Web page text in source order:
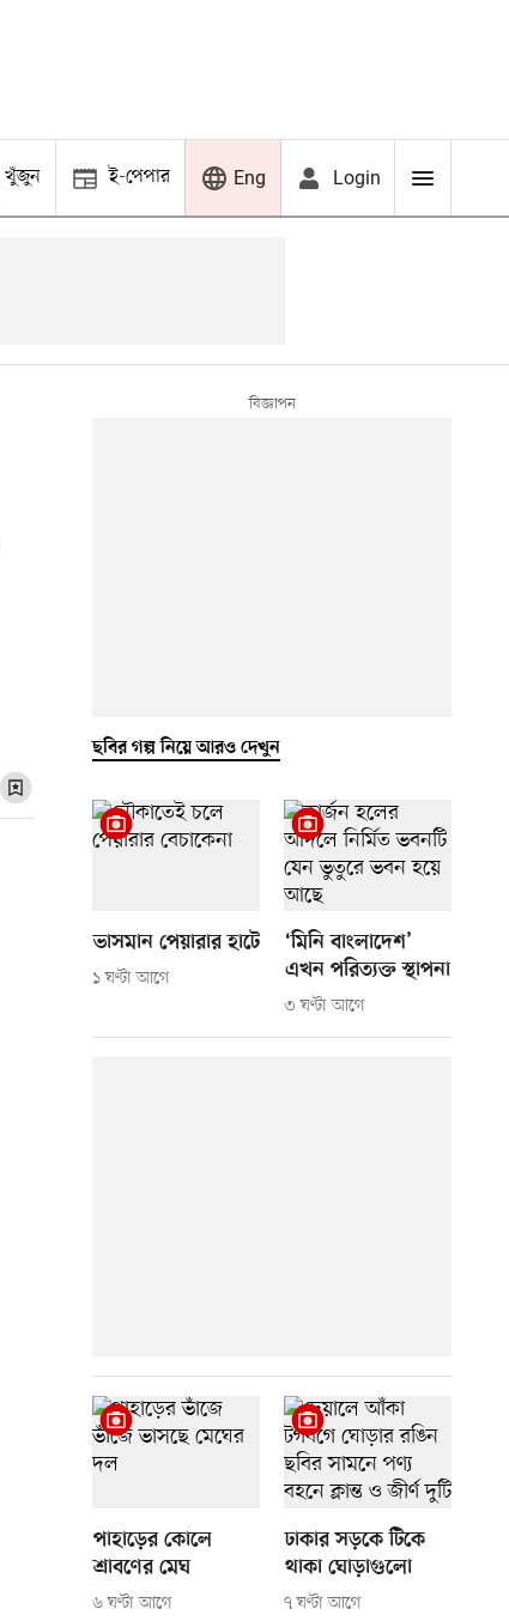
খুঁজুন ই-পেপার Eng Login
ছবির গল্প নিয়ে আরও দেখুন
ভাসমান পেয়ারার হাটে
১ ঘণ্টা আগে
‘মিনি বাংলাদেশ’
এখন পরিত্যক্ত স্থাপনা
৩ ঘণ্টা আগে
পাহাড়ের কোলে
শ্রাবণের মেঘ
৬ ঘণ্টা আগে
ঢাকার সড়কে টিকে
থাকা ঘোড়াগুলো
৭ ঘণ্টা আগে